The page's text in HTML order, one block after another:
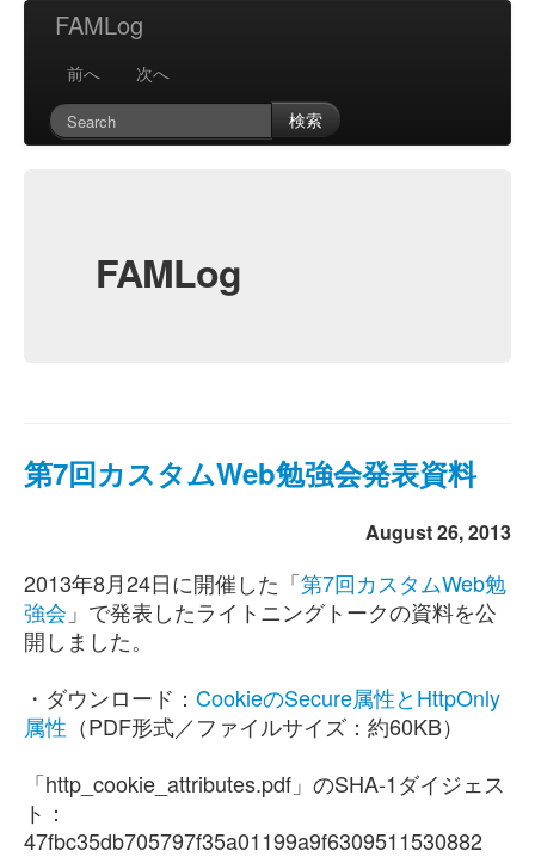
FAMLog
前へ
次へ
検索
FAMLog
第7回カスタムWeb勉強会発表資料
August 26, 2013
2013年8月24日に開催した「第7回カスタムWeb勉
強会 」で発表したライトニングトークの資料を公
開しました。
・ダウンロード： CookieのSecure属性とHttpOnly
属性 （PDF形式／ファイルサイズ：約60KB）
「http_cookie_attributes.pdf」のSHA-1ダイジェス
ト：
47fbc35db705797f35a01199a9f6309511530882